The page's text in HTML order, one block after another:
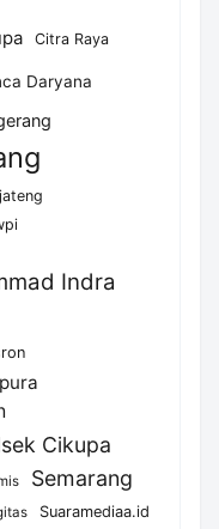
Citra Raya
Daryana
Indra
Cikupa
Semarang
Suaramediaa.id